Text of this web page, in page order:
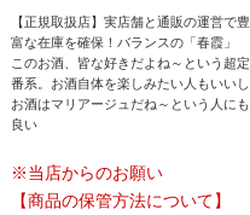
【正規取扱店】実店舗と通販の運営で豊
富な在庫を確保！バランスの「春霞」
このお酒、皆な好きだよね～という超定
番系。お酒自体を楽しみたい人もいいし
お酒はマリアージュだね～という人にも
良い
※当店からのお願い
【商品の保管方法について】